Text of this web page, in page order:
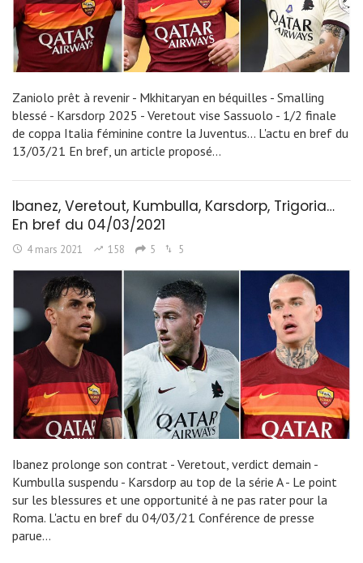
Zaniolo prêt à revenir - Mkhitaryan en béquilles - Smalling
blessé - Karsdorp 2025 - Veretout vise Sassuolo - 1/2 finale
de coppa Italia féminine contre la Juventus... L'actu en bref du
13/03/21 En bref, un article proposé…
Ibanez, Veretout, Kumbulla, Karsdorp, Trigoria…
En bref du 04/03/2021
4 mars 2021 158 5 5
Ibanez prolonge son contrat - Veretout, verdict demain -
Kumbulla suspendu - Karsdorp au top de la série A - Le point
sur les blessures et une opportunité à ne pas rater pour la
Roma. L'actu en bref du 04/03/21 Conférence de presse
parue…